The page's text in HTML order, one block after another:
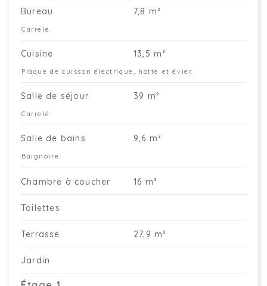
Bureau 7,8 m²
Carrelé.
Cuisine 13,5 m²
Plaque de cuisson électrique, hotte et évier.
Salle de séjour 39 m²
Carrelé.
Salle de bains 9,6 m²
Baignoire.
Chambre à coucher 16 m²
Toilettes
Terrasse 27,9 m²
Jardin